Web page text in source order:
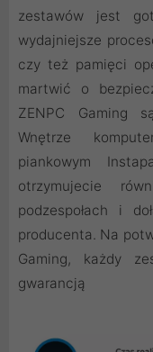
zestawów jest
wydajniejsze
czy też pamięci
martwić o
ZENPC Gaming
Wnętrze
piankowym
otrzymujecie
podzespołach i
producenta. Na
Gaming, każdy
gwarancją